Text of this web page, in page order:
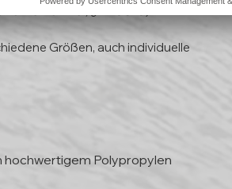
§ 19 UStG)
Größen, auch individuelle
hochwertigem Polypropylen